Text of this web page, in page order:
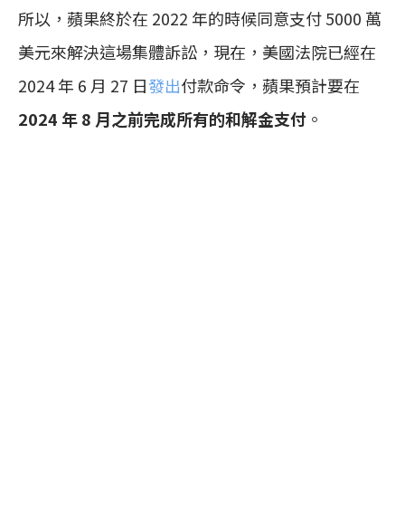
所以，蘋果終於在 2022 年的時候同意支付 5000 萬
美元來解決這場集體訴訟，現在，美國法院已經在
2024 年 6 月 27 日發出付款命令，蘋果預計要在
2024 年 8 月之前完成所有的和解金支付 。